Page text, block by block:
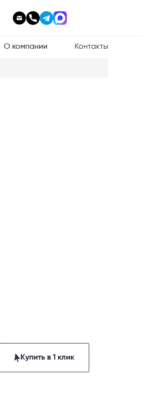
О компании Контакты
Купить в 1 клик